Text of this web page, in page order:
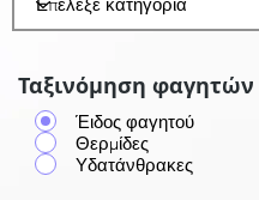
Ταξινόμηση
Έιδος φαγητού
Θερμίδες
Υδατάνθρακες